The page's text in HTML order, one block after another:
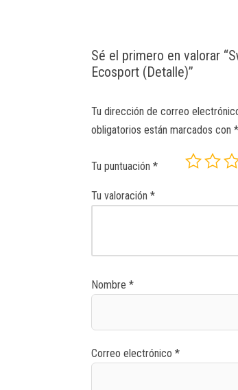
Sé el primero en valorar
Ecosport (Detalle)”
Tu dirección de correo
obligatorios están marcados con*
Tu puntuación*
Tu valoración*
Nombre*
Correo electrónico*